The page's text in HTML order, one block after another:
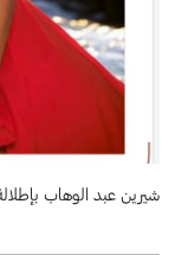
شيرين عبد الوهاب